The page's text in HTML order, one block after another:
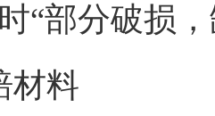
“部分破损
材料